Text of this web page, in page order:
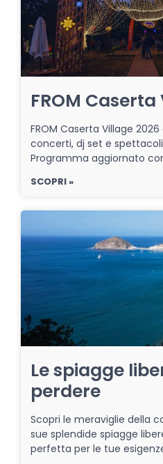
FROM
FROM Caserta Village
concerti, dj set e
Programma aggiornato
SCOPRI »
Le spiagge
perdere
Scopri le meraviglie della
sue splendide spiagge
perfetta per le tue